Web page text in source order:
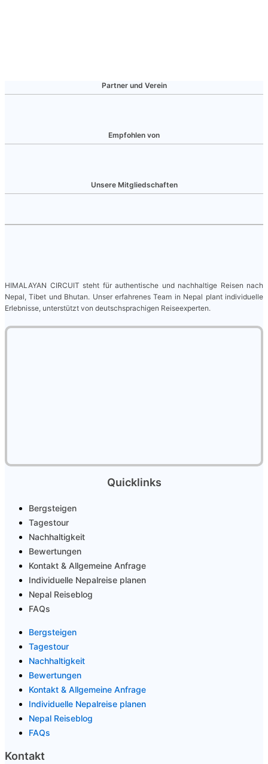
Partner und Verein
Empfohlen von
Unsere Mitgliedschaften
HIMALAYAN CIRCUIT steht für authentische und nachhaltige Reisen nach
Nepal, Tibet und Bhutan. Unser erfahrenes Team in Nepal plant individuelle
Erlebnisse, unterstützt von deutschsprachigen Reiseexperten.
Quicklinks
Bergsteigen
Tagestour
Nachhaltigkeit
Bewertungen
Kontakt & Allgemeine Anfrage
Individuelle Nepalreise planen
Nepal Reiseblog
FAQs
Bergsteigen
Tagestour
Nachhaltigkeit
Bewertungen
Kontakt & Allgemeine Anfrage
Individuelle Nepalreise planen
Nepal Reiseblog
FAQs
Kontakt